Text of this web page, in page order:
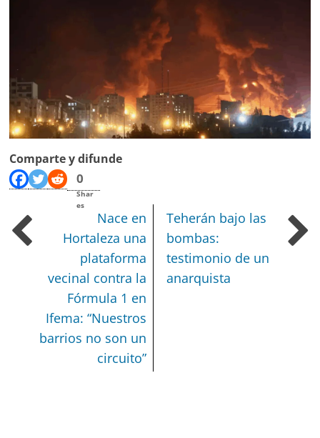
Comparte y difunde
0
Shar
es
Nace en
Hortaleza una
plataforma
vecinal contra la
Fórmula 1 en
Ifema: “Nuestros
barrios no son un
circuito”
Teherán bajo las
bombas:
testimonio de un
anarquista